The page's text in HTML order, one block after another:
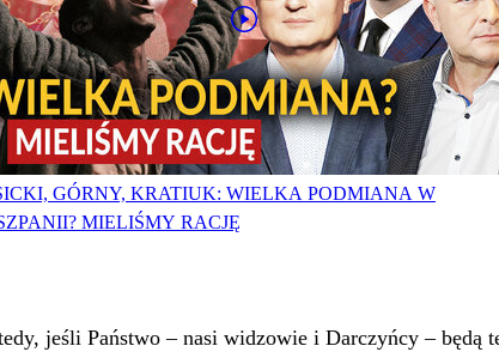
GÓRNY, KRATIUK: WIELKA PODMIANA W
MIELIŚMY RACJĘ
jeśli Państwo – nasi widzowie i Darczyńcy – będą